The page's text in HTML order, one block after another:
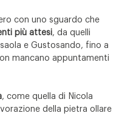
con uno sguardo che
più attesi, da quelli
e Gustosando, fino a
mancano appuntamenti
, come quella di Nicola
della pietra ollare